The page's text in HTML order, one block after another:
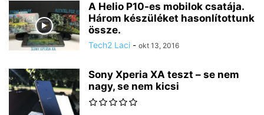
A Helio P10-es mobilok csatája.
Három készüléket hasonlítottunk
össze.
Tech2 Laci - okt 13, 2016
Sony Xperia XA teszt – se nem
nagy, se nem kicsi